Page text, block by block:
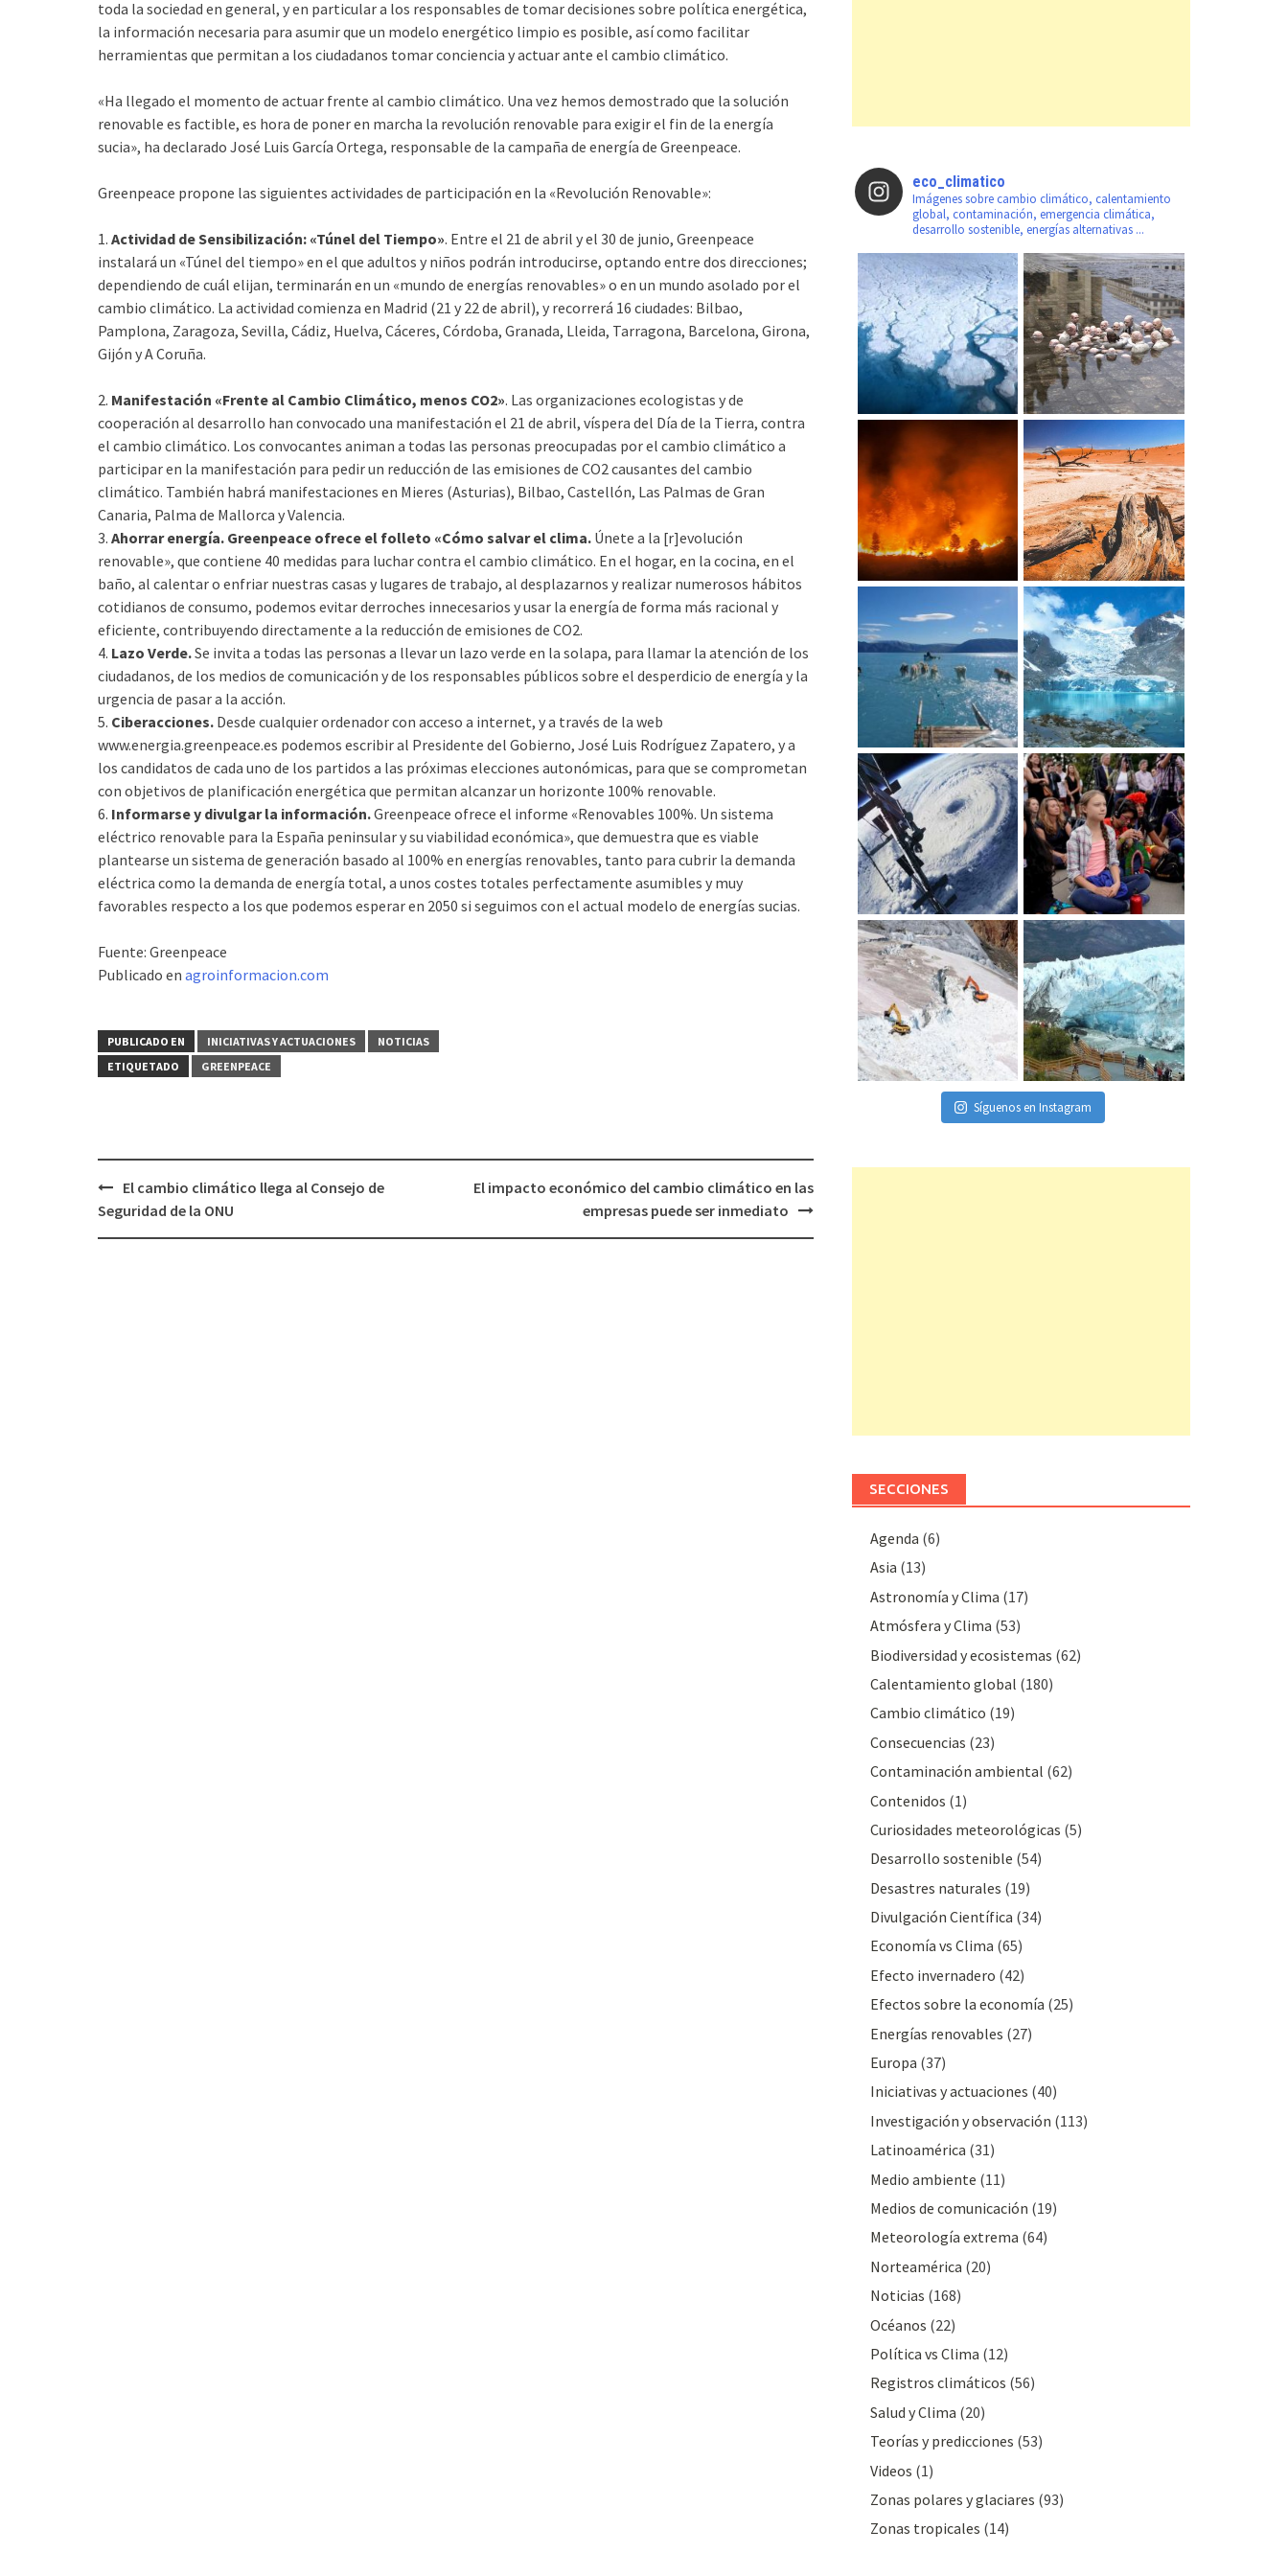
toda la sociedad en general, y en particular a los responsables de tomar decisiones sobre política energética,
la información necesaria para asumir que un modelo energético limpio es posible, así como facilitar
herramientas que permitan a los ciudadanos tomar conciencia y actuar ante el cambio climático.
«Ha llegado el momento de actuar frente al cambio climático. Una vez hemos demostrado que la solución
renovable es factible, es hora de poner en marcha la revolución renovable para exigir el fin de la energía
sucia», ha declarado José Luis García Ortega, responsable de la campaña de energía de Greenpeace.
Greenpeace propone las siguientes actividades de participación en la «Revolución Renovable»:
1. Actividad de Sensibilización: «Túnel del Tiempo». Entre el 21 de abril y el 30 de junio, Greenpeace
instalará un «Túnel del tiempo» en el que adultos y niños podrán introducirse, optando entre dos direcciones;
dependiendo de cuál elijan, terminarán en un «mundo de energías renovables» o en un mundo asolado por el
cambio climático. La actividad comienza en Madrid (21 y 22 de abril), y recorrerá 16 ciudades: Bilbao,
Pamplona, Zaragoza, Sevilla, Cádiz, Huelva, Cáceres, Córdoba, Granada, Lleida, Tarragona, Barcelona, Girona,
Gijón y A Coruña.
2. Manifestación «Frente al Cambio Climático, menos CO2». Las organizaciones ecologistas y de
cooperación al desarrollo han convocado una manifestación el 21 de abril, víspera del Día de la Tierra, contra
el cambio climático. Los convocantes animan a todas las personas preocupadas por el cambio climático a
participar en la manifestación para pedir un reducción de las emisiones de CO2 causantes del cambio
climático. También habrá manifestaciones en Mieres (Asturias), Bilbao, Castellón, Las Palmas de Gran
Canaria, Palma de Mallorca y Valencia.
3. Ahorrar energía. Greenpeace ofrece el folleto «Cómo salvar el clima. Únete a la [r]evolución
renovable», que contiene 40 medidas para luchar contra el cambio climático. En el hogar, en la cocina, en el
baño, al calentar o enfriar nuestras casas y lugares de trabajo, al desplazarnos y realizar numerosos hábitos
cotidianos de consumo, podemos evitar derroches innecesarios y usar la energía de forma más racional y
eficiente, contribuyendo directamente a la reducción de emisiones de CO2.
4. Lazo Verde.Se invita a todas las personas a llevar un lazo verde en la solapa, para llamar la atención de los
ciudadanos, de los medios de comunicación y de los responsables públicos sobre el desperdicio de energía y la
urgencia de pasar a la acción.
5. Ciberacciones. Desde cualquier ordenador con acceso a internet, y a través de la web
www.energia.greenpeace.es podemos escribir al Presidente del Gobierno, José Luis Rodríguez Zapatero, y a
los candidatos de cada uno de los partidos a las próximas elecciones autonómicas, para que se comprometan
con objetivos de planificación energética que permitan alcanzar un horizonte 100% renovable.
6. Informarse y divulgar la información.Greenpeace ofrece el informe «Renovables 100%. Un sistema
eléctrico renovable para la España peninsular y su viabilidad económica», que demuestra que es viable
plantearse un sistema de generación basado al 100% en energías renovables, tanto para cubrir la demanda
eléctrica como la demanda de energía total, a unos costes totales perfectamente asumibles y muy
favorables respecto a los que podemos esperar en 2050 si seguimos con el actual modelo de energías sucias.
Fuente: Greenpeace
Publicado en agroinformacion.com
PUBLICADO EN INICIATIVAS Y ACTUACIONES
NOTICIAS
ETIQUETADO
GREENPEACE
Navegación
de
El cambio climático llega al Consejo de
Seguridad de la ONU
El impacto económico del cambio climático en las
empresas puede ser inmediato
eco_climatico
Imágenes sobre cambio climático, calentamiento
global, contaminación, emergencia climática,
desarrollo sostenible, energías alternativas ...
Síguenos en Instagram
SECCIONES
Agenda (6)
Asia (13)
Astronomía y Clima (17)
Atmósfera y Clima (53)
Biodiversidad y ecosistemas (62)
Calentamiento global (180)
Cambio climático (19)
Consecuencias (23)
Contaminación ambiental (62)
Contenidos (1)
Curiosidades meteorológicas (5)
Desarrollo sostenible (54)
Desastres naturales (19)
Divulgación Cientí­fica (34)
Economía vs Clima (65)
Efecto invernadero (42)
Efectos sobre la economía (25)
Energías renovables (27)
Europa (37)
Iniciativas y actuaciones (40)
Investigación y observación (113)
Latinoamérica (31)
Medio ambiente (11)
Medios de comunicación (19)
Meteorologí­a extrema (64)
Norteamérica (20)
Noticias (168)
Océanos (22)
Polí­tica vs Clima (12)
Registros climáticos (56)
Salud y Clima (20)
Teorías y predicciones (53)
Videos (1)
Zonas polares y glaciares (93)
Zonas tropicales (14)